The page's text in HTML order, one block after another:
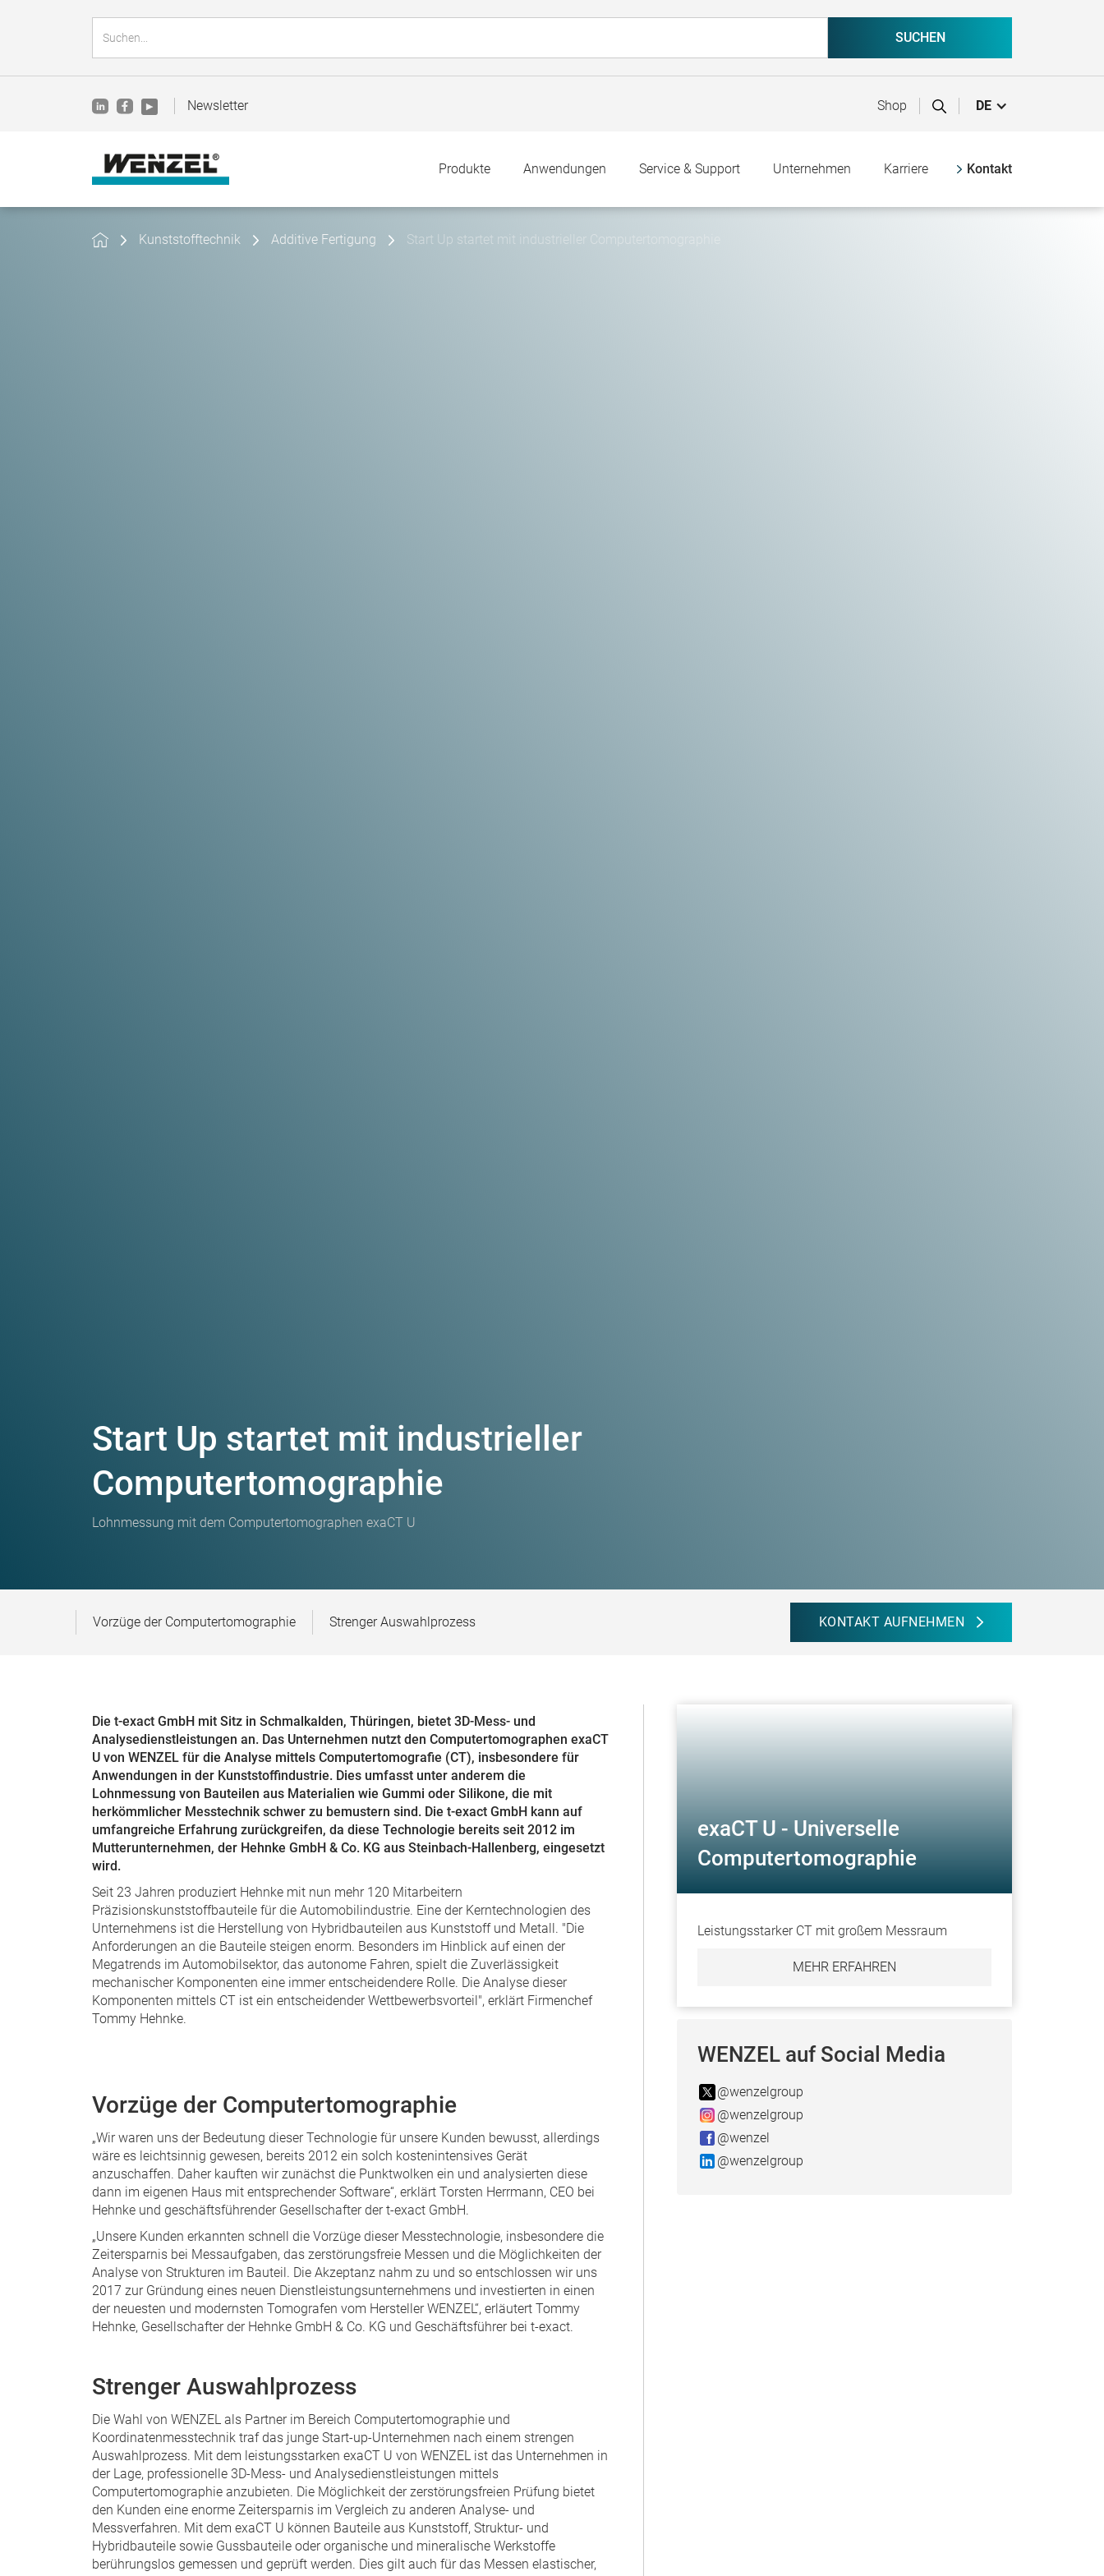
Newsletter Shop DE
Produkte Anwendungen Service & Support Unternehmen Karriere Kontakt
Kunststofftechnik Additive Fertigung Start Up startet mit industrieller Computertomographie
Start Up startet mit industrieller
Computertomographie
Lohnmessung mit dem Computertomographen exaCT U
Vorzüge der Computertomographie Strenger Auswahlprozess KONTAKT AUFNEHMEN
Die t-exact GmbH mit Sitz in Schmalkalden, Thüringen, bietet 3D-Mess- und
Analysedienstleistungen an. Das Unternehmen nutzt den Computertomographen exaCT
U von WENZEL für die Analyse mittels Computertomografie (CT), insbesondere für
Anwendungen in der Kunststoffindustrie. Dies umfasst unter anderem die
Lohnmessung von Bauteilen aus Materialien wie Gummi oder Silikone, die mit
herkömmlicher Messtechnik schwer zu bemustern sind. Die t-exact GmbH kann auf
umfangreiche Erfahrung zurückgreifen, da diese Technologie bereits seit 2012 im
Mutterunternehmen, der Hehnke GmbH & Co. KG aus Steinbach-Hallenberg, eingesetzt
wird.
Seit 23 Jahren produziert Hehnke mit nun mehr 120 Mitarbeitern
Präzisionskunststoffbauteile für die Automobilindustrie. Eine der Kerntechnologien des
Unternehmens ist die Herstellung von Hybridbauteilen aus Kunststoff und Metall. "Die
Anforderungen an die Bauteile steigen enorm. Besonders im Hinblick auf einen der
Megatrends im Automobilsektor, das autonome Fahren, spielt die Zuverlässigkeit
mechanischer Komponenten eine immer entscheidendere Rolle. Die Analyse dieser
Komponenten mittels CT ist ein entscheidender Wettbewerbsvorteil", erklärt Firmenchef
Tommy Hehnke.
Vorzüge der Computertomographie
„Wir waren uns der Bedeutung dieser Technologie für unsere Kunden bewusst, allerdings
wäre es leichtsinnig gewesen, bereits 2012 ein solch kostenintensives Gerät
anzuschaffen. Daher kauften wir zunächst die Punktwolken ein und analysierten diese
dann im eigenen Haus mit entsprechender Software“, erklärt Torsten Herrmann, CEO bei
Hehnke und geschäftsführender Gesellschafter der t-exact GmbH.
„Unsere Kunden erkannten schnell die Vorzüge dieser Messtechnologie, insbesondere die
Zeitersparnis bei Messaufgaben, das zerstörungsfreie Messen und die Möglichkeiten der
Analyse von Strukturen im Bauteil. Die Akzeptanz nahm zu und so entschlossen wir uns
2017 zur Gründung eines neuen Dienstleistungsunternehmens und investierten in einen
der neuesten und modernsten Tomografen vom Hersteller WENZEL“, erläutert Tommy
Hehnke, Gesellschafter der Hehnke GmbH & Co. KG und Geschäftsführer bei t-exact.
Strenger Auswahlprozess
Die Wahl von WENZEL als Partner im Bereich Computertomographie und
Koordinatenmesstechnik traf das junge Start-up-Unternehmen nach einem strengen
Auswahlprozess. Mit dem leistungsstarken exaCT U von WENZEL ist das Unternehmen in
der Lage, professionelle 3D-Mess- und Analysedienstleistungen mittels
Computertomographie anzubieten. Die Möglichkeit der zerstörungsfreien Prüfung bietet
den Kunden eine enorme Zeitersparnis im Vergleich zu anderen Analyse- und
Messverfahren. Mit dem exaCT U können Bauteile aus Kunststoff, Struktur- und
Hybridbauteile sowie Gussbauteile oder organische und mineralische Werkstoffe
berührungslos gemessen und geprüft werden. Dies gilt auch für das Messen elastischer,
exaCT U - Universelle
Computertomographie
Leistungsstarker CT mit großem Messraum
MEHR ERFAHREN
WENZEL auf Social Media
@wenzelgroup
@wenzelgroup
@wenzel
@wenzelgroup